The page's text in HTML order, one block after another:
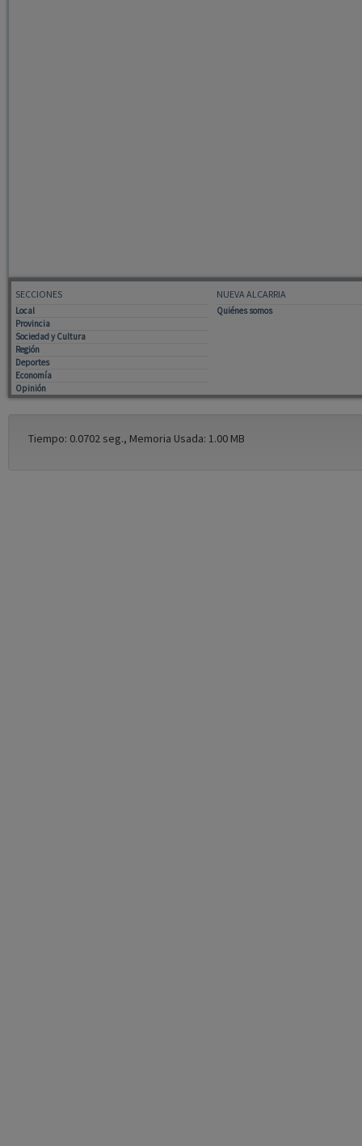
SECCIONES
Local
Provincia
Sociedad y Cultura
Región
Deportes
Economía
Opinión
NUEVA ALCARRIA
Quiénes somos
Tiempo: 0.0702 seg., Memoria Usada: 1.00 MB